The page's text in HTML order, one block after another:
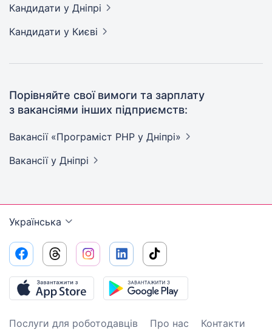
Кандидати у Дніпрі
Кандидати у Києві
Порівняйте свої вимоги та зарплату
з вакансіями інших підприємств:
Вакансії «Програміст PHP у Дніпрі»
Вакансії у Дніпрі
Українська
Послуги для роботодавців Про нас
Контакти